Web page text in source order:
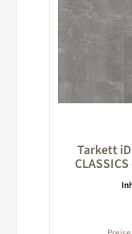
Tarkett